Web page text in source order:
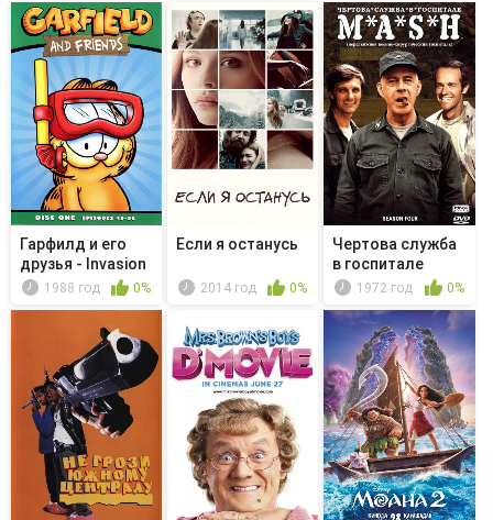
Гарфилд и его
друзья - Invasion
of th...1988 год 0%
Если я останусь
2014 год 0%
Чертова служба
в гoспитале
M*A*S*H - ...
1972 год 0%